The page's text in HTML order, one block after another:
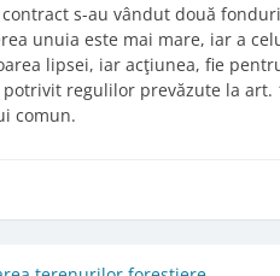
s-au vândut două
unuia este mai mare, iar a
lipsei, iar acţiunea, fie
regulilor prevăzute la art.
comun.